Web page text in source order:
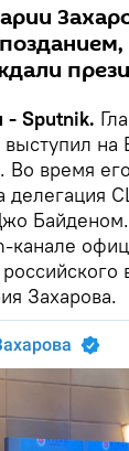
- Sputnik.
на
время
делегация
канале
Захарова.